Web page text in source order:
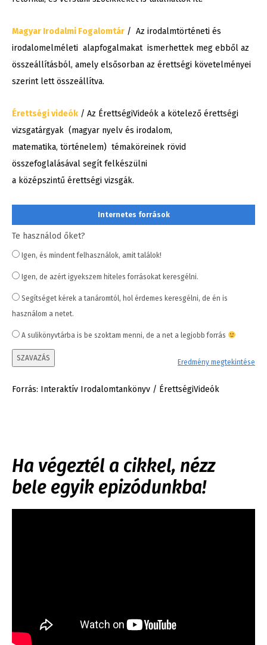
Magyar Irodalmi Fogalomtár / Az irodalmtörténeti és
irodalomelméleti alapfogalmakat ismerhettek meg ebből az
összeállításból, amely elsősorban az érettségi követelményei
szerint lett összeállítva.
Érettségi videók / Az ÉrettségiVideók a kötelező érettségi
vizsgatárgyak (magyar nyelv és irodalom,
matematika, történelem) témaköreinek rövid
összefoglalásával segít felkészülni
a középszintű érettségi vizsgák.
Internetes források
Te használod őket?
Igen, és mindent felhasználok, amit találok!
Igen, de azért igyekszem hiteles forrásokat keresgélni.
Segítséget kérek a tanáromtól, hol érdemes keresgélni, de én is
használom a netet.
A sulikönyvtárba is be szoktam menni, de a net a legjobb forrás
SZAVAZÁS Eredmény megtekintése
Forrás: Interaktív Irodalomtankönyv / ÉrettségiVideók
Ha végeztél a cikkel, nézz
bele egyik epizódunkba!